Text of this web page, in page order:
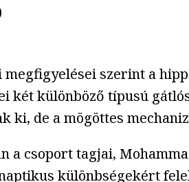
szerint a
két különböző típusú
ki, de a mögöttes
a csoport tagjai,
különbségekért